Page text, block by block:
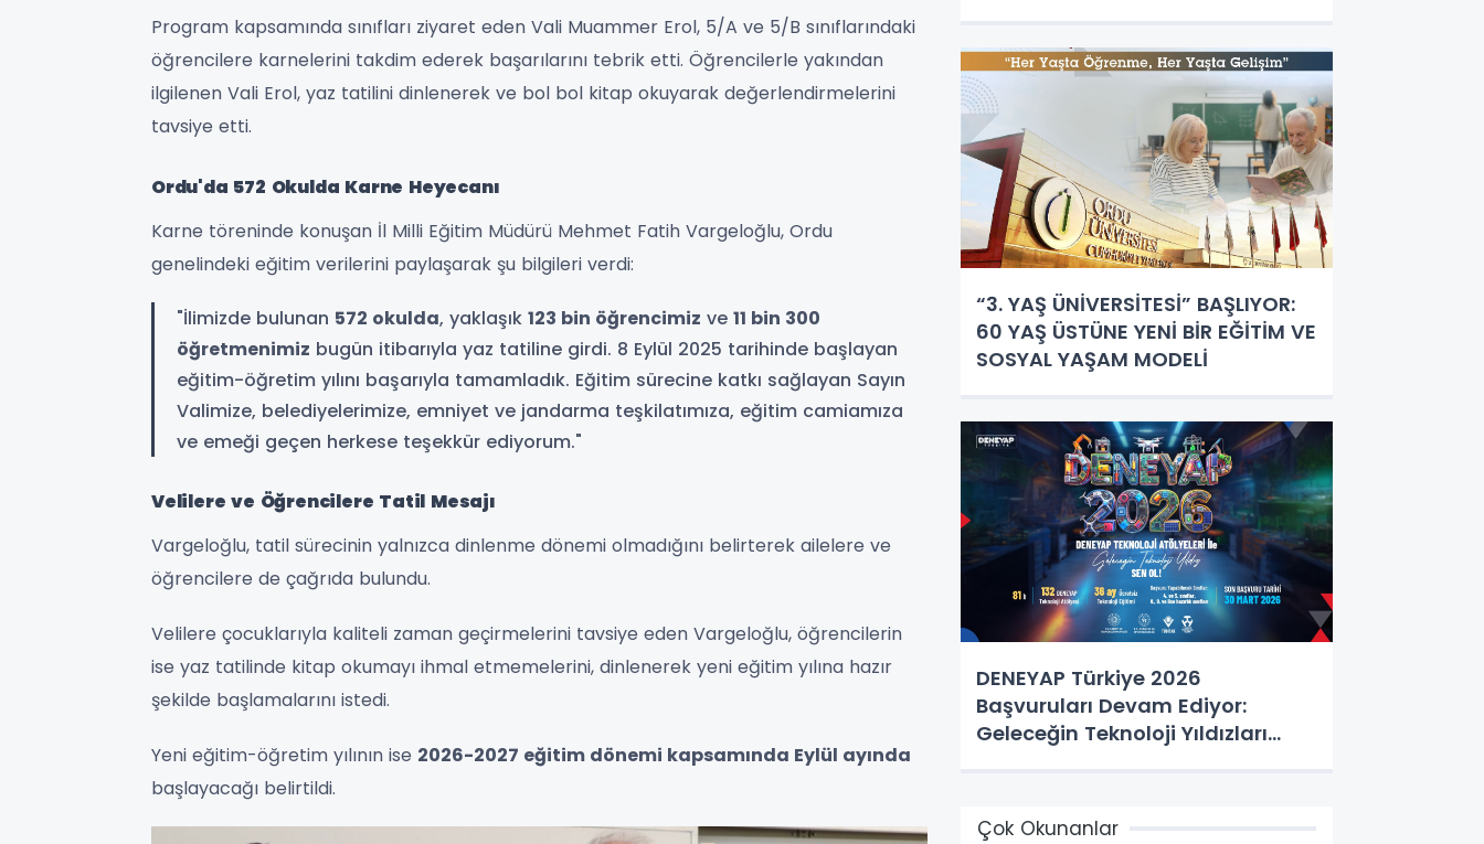
Program kapsamında sınıfları ziyaret eden Vali Muammer Erol, 5/A ve 5/B sınıflarındaki
öğrencilere karnelerini takdim ederek başarılarını tebrik etti. Öğrencilerle yakından
ilgilenen Vali Erol, yaz tatilini dinlenerek ve bol bol kitap okuyarak değerlendirmelerini
tavsiye etti.
Ordu'da 572 Okulda Karne Heyecanı
Karne töreninde konuşan İl Milli Eğitim Müdürü Mehmet Fatih Vargeloğlu, Ordu
genelindeki eğitim verilerini paylaşarak şu bilgileri verdi:
"İlimizde bulunan 572 okulda, yaklaşık 123 bin öğrencimiz ve 11 bin 300
öğretmenimiz bugün itibarıyla yaz tatiline girdi. 8 Eylül 2025 tarihinde başlayan
eğitim-öğretim yılını başarıyla tamamladık. Eğitim sürecine katkı sağlayan Sayın
Valimize, belediyelerimize, emniyet ve jandarma teşkilatımıza, eğitim camiamıza
ve emeği geçen herkese teşekkür ediyorum."
Velilere ve Öğrencilere Tatil Mesajı
Vargeloğlu, tatil sürecinin yalnızca dinlenme dönemi olmadığını belirterek ailelere ve
öğrencilere de çağrıda bulundu.
Velilere çocuklarıyla kaliteli zaman geçirmelerini tavsiye eden Vargeloğlu, öğrencilerin
ise yaz tatilinde kitap okumayı ihmal etmemelerini, dinlenerek yeni eğitim yılına hazır
şekilde başlamalarını istedi.
Yeni eğitim-öğretim yılının ise 2026-2027 eğitim dönemi kapsamında Eylül ayında
başlayacağı belirtildi.
“3. YAŞ ÜNİVERSİTESİ” BAŞLIYOR:
60 YAŞ ÜSTÜNE YENİ BİR EĞİTİM VE
SOSYAL YAŞAM MODELİ
DENEYAP Türkiye 2026
Başvuruları Devam Ediyor:
Geleceğin Teknoloji Yıldızları
Çok Okunanlar